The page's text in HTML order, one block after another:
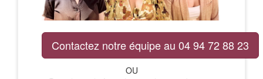
Contactez notre équipe au 04 94 72 88 23
OU